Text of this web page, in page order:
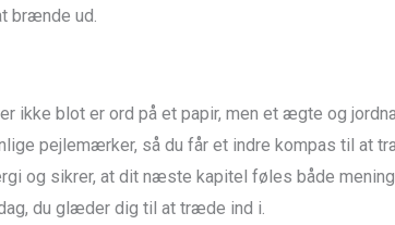
brænde ud.
blot er ord på et papir, men et ægte og
pejlemærker, så du får et indre kompas til at
og sikrer, at dit næste kapitel føles både
du glæder dig til at træde ind i.